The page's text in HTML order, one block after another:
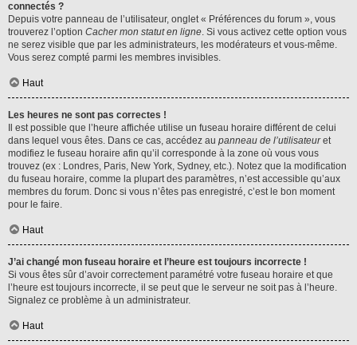
connectés ?
Depuis votre panneau de l’utilisateur, onglet « Préférences du forum », vous
trouverez l’option Cacher mon statut en ligne. Si vous activez cette option vous
ne serez visible que par les administrateurs, les modérateurs et vous-même.
Vous serez compté parmi les membres invisibles.
Haut
Les heures ne sont pas correctes !
Il est possible que l’heure affichée utilise un fuseau horaire différent de celui
dans lequel vous êtes. Dans ce cas, accédez au panneau de l’utilisateuret
modifiez le fuseau horaire afin qu’il corresponde à la zone où vous vous
trouvez (ex : Londres, Paris, New York, Sydney, etc.). Notez que la modification
du fuseau horaire, comme la plupart des paramètres, n’est accessible qu’aux
membres du forum. Donc si vous n’êtes pas enregistré, c’est le bon moment
pour le faire.
Haut
J’ai changé mon fuseau horaire et l’heure est toujours incorrecte !
Si vous êtes sûr d’avoir correctement paramétré votre fuseau horaire et que
l’heure est toujours incorrecte, il se peut que le serveur ne soit pas à l’heure.
Signalez ce problème à un administrateur.
Haut